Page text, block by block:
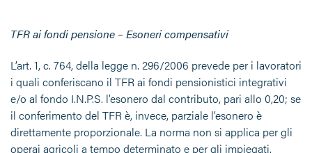
TFR ai fondi pensione – Esoneri compensativi
L’art. 1, c. 764, della legge n. 296/2006 prevede per i lavoratori
i quali conferiscano il TFR ai fondi pensionistici integrativi
e/o al fondo I.N.P.S. l’esonero dal contributo, pari allo 0,20; se
il conferimento del TFR è, invece, parziale l’esonero è
direttamente proporzionale. La norma non si applica per gli
operai agricoli a tempo determinato e per gli impiegati,